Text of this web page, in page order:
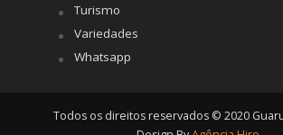
Turismo
Variedades
Whatsapp
Todos os direitos reservados © 2020